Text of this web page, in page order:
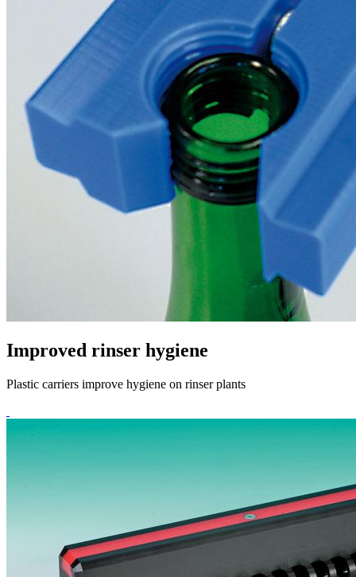
Improved rinser hygiene
Plastic carriers improve hygiene on rinser plants